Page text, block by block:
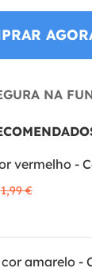
NA
vermelho -
1,99 €
amarelo -